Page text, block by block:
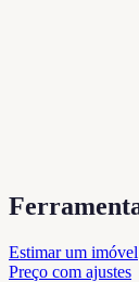
Estimar um imóvel
Preço com ajustes